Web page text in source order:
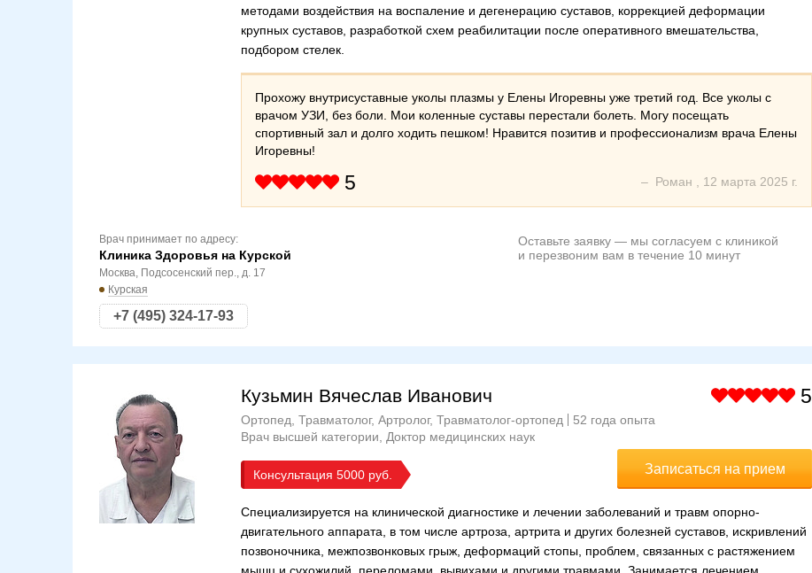
методами воздействия на воспаление и дегенерацию суставов, коррекцией деформации
крупных суставов, разработкой схем реабилитации после оперативного вмешательства,
подбором стелек.
Прохожу внутрисуставные уколы плазмы у Елены Игоревны уже третий год. Все уколы с
врачом УЗИ, без боли. Мои коленные суставы перестали болеть. Могу посещать
спортивный зал и долго ходить пешком! Нравится позитив и профессионализм врача Елены
Игоревны!
5 – Роман , 12 марта 2025 г.
Врач принимает по адресу:
Клиника Здоровья на Курской
Москва, Подсосенский пер., д. 17
Курская
+7 (495) 324-17-93
Оставьте заявку — мы согласуем с клиникой
и перезвоним вам в течение 10 минут
Кузьмин Вячеслав Иванович 5
Ортопед, Травматолог, Артролог, Травматолог-ортопед
52 года опыта
Врач высшей категории
Доктор медицинских наук
Консультация 5000 Записаться на прием
Специализируется на клинической диагностике и лечении заболеваний и травм опорно-
двигательного аппарата, в том числе артроза, артрита и других болезней суставов, искривлений
позвоночника, межпозвонковых грыж, деформаций стопы, проблем, связанных с растяжением